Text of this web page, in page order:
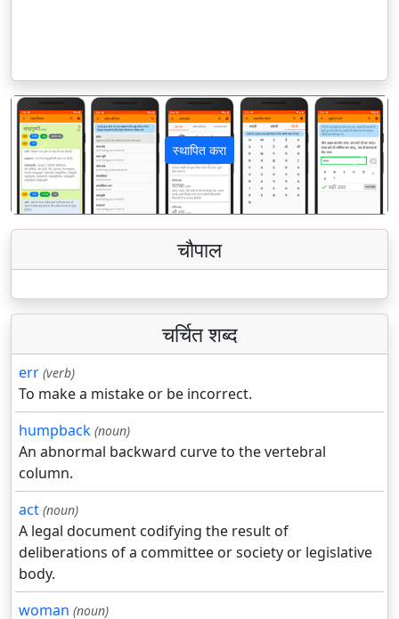
स्थापित करा
पिछला अगला
चौपाल
चर्चित शब्द
err (verb)
To make a mistake or be incorrect.
humpback (noun)
An abnormal backward curve to the vertebral
column.
act (noun)
A legal document codifying the result of
deliberations of a committee or society or legislative
body.
woman (noun)